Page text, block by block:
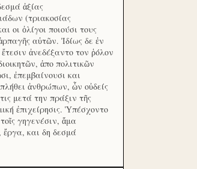
ἀξίας
(τριακοσίας
οι ὀλίγοι ποιούσι τους
αὐτῶν. Ἰδίως δε ἐν
ἔτεσιν ἀνεδέξαντο τον ῥόλον
ἀπο πολιτικῶν
ἐπεμβαίνουσι και
ἀνθρώπων, ὧν οὐδείς
μετά την πράξιν τῆς
ἐπιχείρησις. Ὑπέσχοντο
γηγενέσιν, ἅμα
ἔργα, και δη δεσμά